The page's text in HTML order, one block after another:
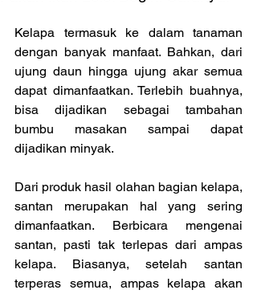
Kelapa termasuk ke dalam tanaman
dengan banyak manfaat. Bahkan, dari
ujung daun hingga ujung akar semua
dapat dimanfaatkan. Terlebih buahnya,
bisa dijadikan sebagai tambahan
bumbu masakan sampai dapat
dijadikan minyak.
Dari produk hasil olahan bagian kelapa,
santan merupakan hal yang sering
dimanfaatkan. Berbicara mengenai
santan, pasti tak terlepas dari ampas
kelapa. Biasanya, setelah santan
terperas semua, ampas kelapa akan